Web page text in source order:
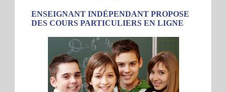
ENSEIGNANT INDÉPENDANT PROPOSE
DES COURS PARTICULIERS EN LIGNE